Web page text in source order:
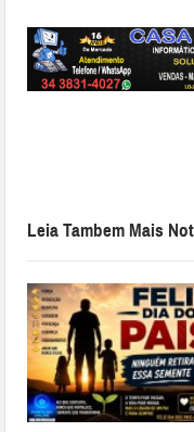
Leia Tambem Mais